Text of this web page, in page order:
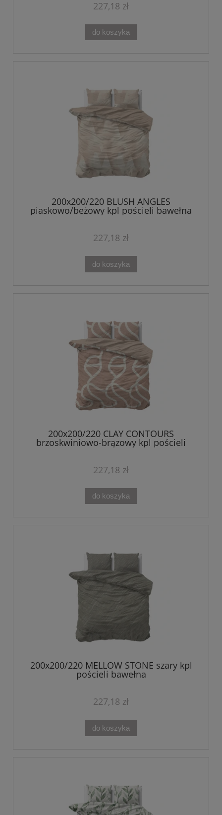
227,18 zł
do koszyka
200x200/220 BLUSH ANGLES
piaskowo/beżowy kpl pościeli bawełna
227,18 zł
do koszyka
200x200/220 CLAY CONTOURS
brzoskwiniowo-brązowy kpl pościeli
bawełna
227,18 zł
do koszyka
200x200/220 MELLOW STONE szary kpl
pościeli bawełna
227,18 zł
do koszyka